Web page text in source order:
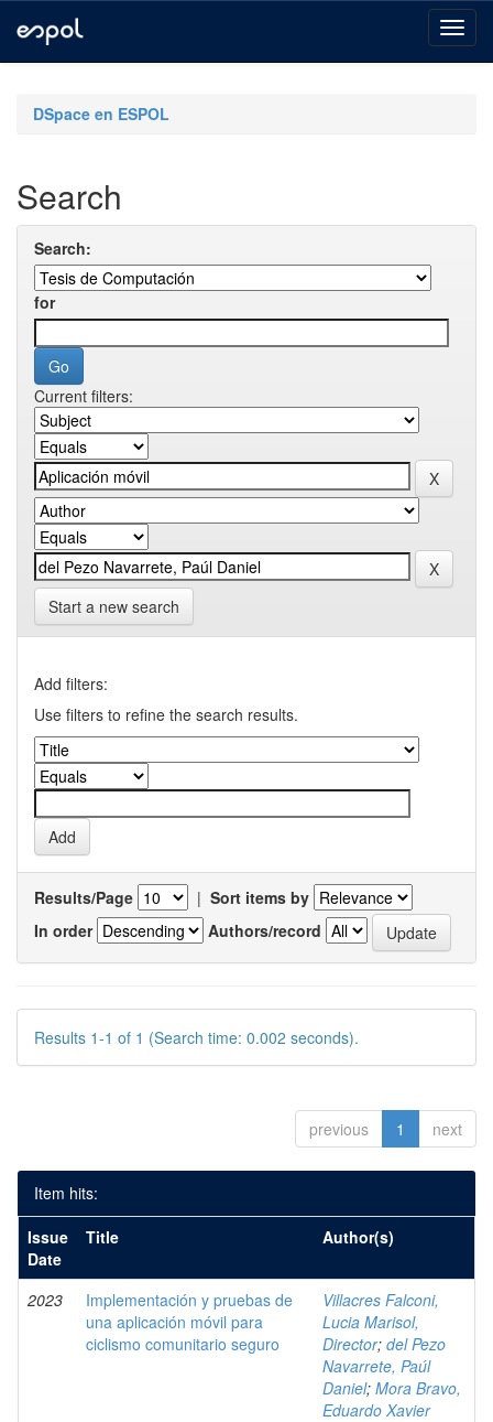
navigationDSpace en ESPOL
Search
Search:
for
Current filters:
Start a new search
Add filters:
Use filters to refine the search results.
Results/Page | Sort items by
In order
Authors/record
Results 1-1 of 1 (Search time: 0.002 seconds).
previous 1 next
Item hits:
Issue
Date
Title Author(s)
2023
Implementación y pruebas de
una aplicación móvil para
ciclismo comunitario seguro
Villacres Falconi,
Lucia Marisol,
Director; del Pezo
Navarrete, Paúl
Daniel; Mora Bravo,
Eduardo Xavier